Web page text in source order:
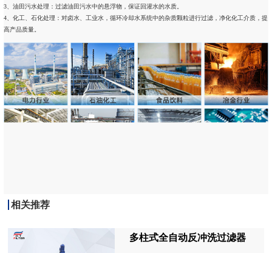
3、油田污水处理：过滤油田污水中的悬浮物，保证回灌水的水质。
4、化工、石化处理：对卤水、工业水，循环冷却水系统中的杂质颗粒进行过滤，净化化工介质，提
高产品质量。
相关推荐
多柱式全自动反冲洗过滤器